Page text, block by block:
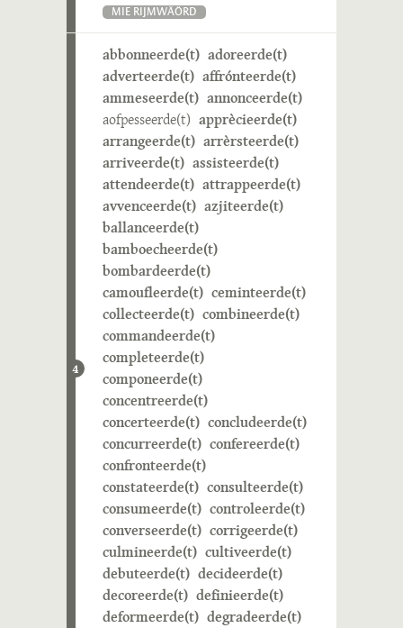
MIE RIJMWÄÖRD
4
abbonneerde(t) adoreerde(t)
adverteerde(t) affrónteerde(t)
ammeseerde(t) annonceerde(t)
aofpesseerde(t) apprècieerde(t)
arrangeerde(t) arrèrsteerde(t)
arriveerde(t) assisteerde(t)
attendeerde(t) attrappeerde(t)
avvenceerde(t) azjiteerde(t)
ballanceerde(t)
bamboecheerde(t)
bombardeerde(t)
camoufleerde(t) ceminteerde(t)
collecteerde(t) combineerde(t)
commandeerde(t)
completeerde(t)
componeerde(t)
concentreerde(t)
concerteerde(t) concludeerde(t)
concurreerde(t) confereerde(t)
confronteerde(t)
constateerde(t) consulteerde(t)
consumeerde(t) controleerde(t)
converseerde(t) corrigeerde(t)
culmineerde(t) cultiveerde(t)
debuteerde(t) decideerde(t)
decoreerde(t) definieerde(t)
deformeerde(t) degradeerde(t)